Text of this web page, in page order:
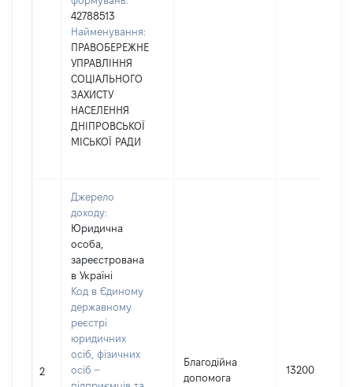
42788513
Найменування:
ПРАВОБЕРЕЖНЕ
УПРАВЛІННЯ
СОЦІАЛЬНОГО
ЗАХИСТУ
НАСЕЛЕННЯ
ДНІПРОВСЬКОЇ
МІСЬКОЇ РАДИ
2
Джерело
доходу:
Юридична
особа,
зареєстрована
в Україні
Код в Єдиному
державному
реєстрі
юридичних
осіб, фізичних
осіб –
Благодійна
допомога
13200